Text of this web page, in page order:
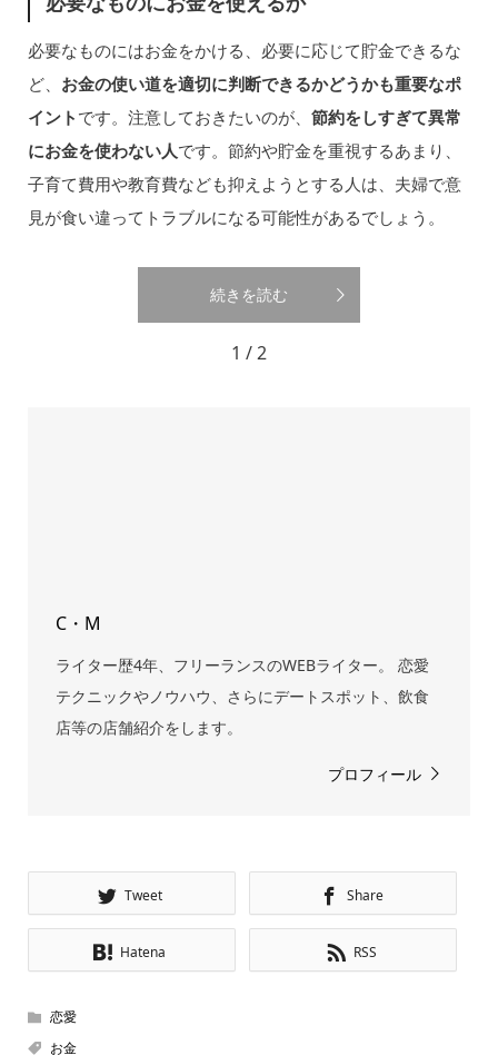
必要なものにはお金をかける、必要に応じて貯金できるな
ど、 お金の使い道を適切に判断できるかどうかも重要なポ
イント です。注意しておきたいのが、 節約をしすぎて異常
にお金を使わない人です。節約や貯金を重視するあまり、
子育て費用や教育費なども抑えようとする人は、夫婦で意
見が食い違ってトラブルになる可能性があるでしょう。
続きを読む
1 / 2
C・M
ライター歴4年、フリーランスのWEBライター。 恋愛
テクニックやノウハウ、さらにデートスポット、飲食
店等の店舗紹介をします。
プロフィール
Tweet Share
Hatena RSS
恋愛
お金